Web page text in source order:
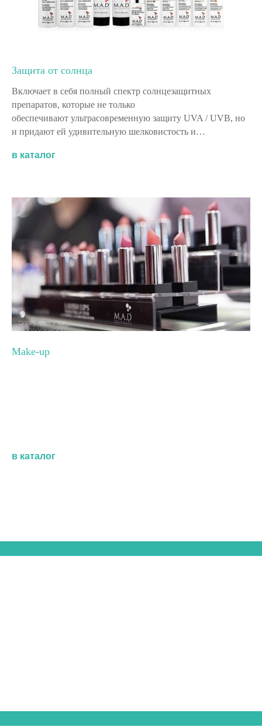
Защита от солнца
Включает в себя полный спектр солнцезащитных
препаратов, которые не только
обеспечивают ультрасовременную защиту UVA / UVB, но
и придают ей удивительную шелковистость и…
в каталог
Make-up
в каталог